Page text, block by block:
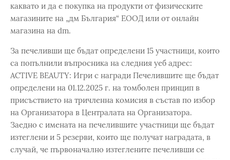
каквато и да е покупка на продукти от физическите
магазините на „дм България“ ЕООД или от онлайн
магазина на dm.
За печеливши ще бъдат определени 15 участници, които
са попълнили въпросника на следния уеб адрес:
ACTIVE BEAUTY: Игри с награди Печелившите ще бъдат
определени на 01.12.2025 г. на томболен принцип в
присъствието на тричленна комисия в състав по избор
на Организатора в Централата на Организатора.
Заедно с имената на печелившите участници ще бъдат
изтеглени и 5 резерви, които ще получат наградата, в
случай, че първоначално изтеглените печеливши се